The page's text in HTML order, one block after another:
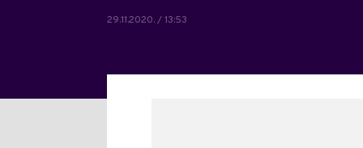
29.11.2020. / 13:53